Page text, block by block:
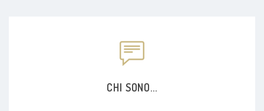
CHI SONO...